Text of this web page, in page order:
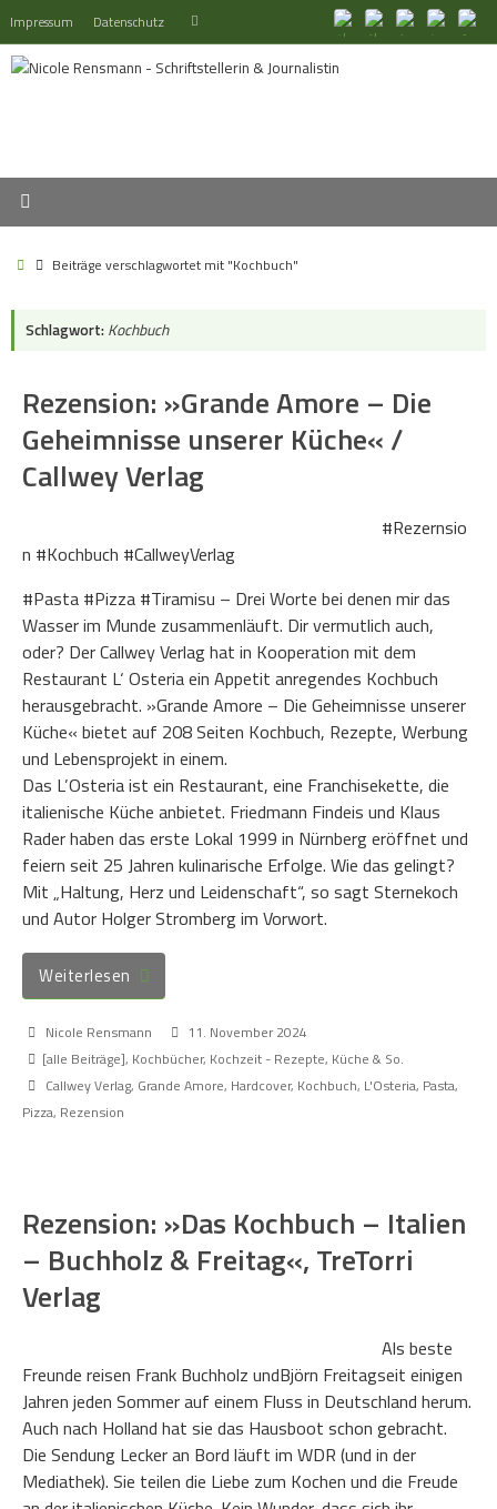
Inhalt
springen
Impressum Datenschutz Suchen
StartBeiträge verschlagwortet mit "Kochbuch"
Schlagwort: Kochbuch
Rezension: »Grande Amore – Die
Geheimnisse unserer Küche« /
Callwey Verlag
#Rezernsio
n #Kochbuch #CallweyVerlag
#Pasta #Pizza #Tiramisu – Drei Worte bei denen mir das
Wasser im Munde zusammenläuft. Dir vermutlich auch,
oder? Der Callwey Verlag hat in Kooperation mit dem
Restaurant L‘ Osteria ein Appetit anregendes Kochbuch
herausgebracht. »Grande Amore – Die Geheimnisse unserer
Küche« bietet auf 208 Seiten Kochbuch, Rezepte, Werbung
und Lebensprojekt in einem.
Das L’Osteria ist ein Restaurant, eine Franchisekette, die
italienische Küche anbietet. Friedmann Findeis und Klaus
Rader haben das erste Lokal 1999 in Nürnberg eröffnet und
feiern seit 25 Jahren kulinarische Erfolge. Wie das gelingt?
Mit „Haltung, Herz und Leidenschaft“, so sagt Sternekoch
und Autor Holger Stromberg im Vorwort.
Weiterlesen
Nicole Rensmann
11. November 2024
[alle Beiträge], Kochbücher, Kochzeit - Rezepte, Küche & So.
Callwey Verlag, Grande Amore, Hardcover, Kochbuch, L'Osteria, Pasta,
Pizza, Rezension
Rezension: »Das Kochbuch – Italien
– Buchholz & Freitag«, TreTorri
Verlag
Als beste
Freunde reisen Frank Buchholz undBjörn Freitagseit einigen
Jahren jeden Sommer auf einem Fluss in Deutschland herum.
Auch nach Holland hat sie das Hausboot schon gebracht.
Die Sendung Lecker an Bord läuft im WDR (und in der
Mediathek). Sie teilen die Liebe zum Kochen und die Freude